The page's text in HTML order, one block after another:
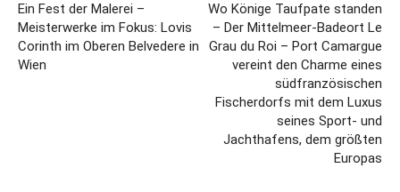
Ein Fest der Malerei –
Meisterwerke im Fokus: Lovis
Corinth im Oberen Belvedere in
Wien
Wo Könige Taufpate standen
– Der Mittelmeer-Badeort Le
Grau du Roi – Port Camargue
vereint den Charme eines
südfranzösischen
Fischerdorfs mit dem Luxus
seines Sport- und
Jachthafens, dem größten
Europas